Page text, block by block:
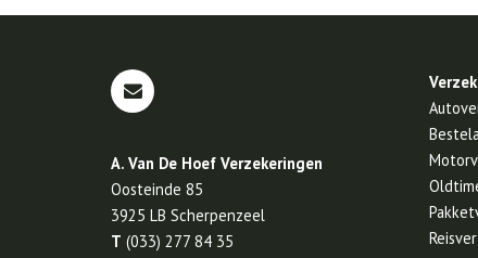
A. Van De Hoef Verzekeringen
Oosteinde 85
3925 LB Scherpenzeel
T (033) 277 84 35